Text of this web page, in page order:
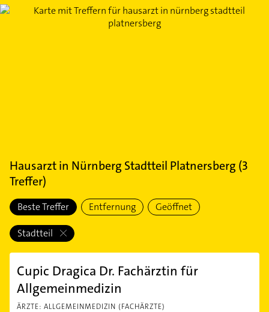
Hausarztin Nürnberg Stadtteil Platnersberg (3
Treffer)
Beste Treffer Entfernung Geöffnet
Stadtteil
Cupic Dragica Dr. Fachärztin für
Allgemeinmedizin
ÄRZTE: ALLGEMEINMEDIZIN (FACHÄRZTE)